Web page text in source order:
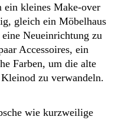
ein kleines Make-over
gleich ein Möbelhaus
Neueinrichtung zu
Accessoires, ein
Farben, um die alte
zu verwandeln.
wie kurzweilige